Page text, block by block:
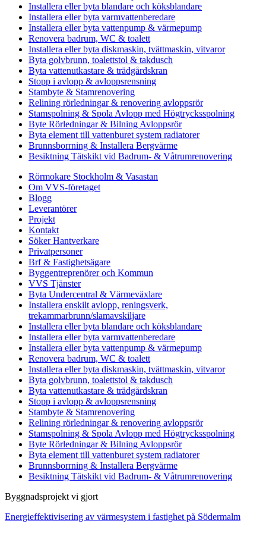
Installera eller byta blandare och köksblandare
Installera eller byta varmvattenberedare
Installera eller byta vattenpump & värmepump
Renovera badrum, WC & toalett
Installera eller byta diskmaskin, tvättmaskin, vitvaror
Byta golvbrunn, toalettstol & takdusch
Byta vattenutkastare & trädgårdskran
Stopp i avlopp & avloppsrensning
Stambyte & Stamrenovering
Relining rörledningar & renovering avloppsrör
Stamspolning & Spola Avlopp med Högtrycksspolning
Byte Rörledningar & Bilning Avloppsrör
Byta element till vattenburet system radiatorer
Brunnsborrning & Installera Bergvärme
Besiktning Tätskikt vid Badrum- & Våtrumrenovering
Rörmokare Stockholm & Vasastan
Om VVS-företaget
Blogg
Leverantörer
Projekt
Kontakt
Söker Hantverkare
Privatpersoner
Brf & Fastighetsägare
Byggentreprenörer och Kommun
VVS Tjänster
Byta Undercentral & Värmeväxlare
Installera enskilt avlopp, reningsverk,
trekammarbrunn/slamavskiljare
Installera eller byta blandare och köksblandare
Installera eller byta varmvattenberedare
Installera eller byta vattenpump & värmepump
Renovera badrum, WC & toalett
Installera eller byta diskmaskin, tvättmaskin, vitvaror
Byta golvbrunn, toalettstol & takdusch
Byta vattenutkastare & trädgårdskran
Stopp i avlopp & avloppsrensning
Stambyte & Stamrenovering
Relining rörledningar & renovering avloppsrör
Stamspolning & Spola Avlopp med Högtrycksspolning
Byte Rörledningar & Bilning Avloppsrör
Byta element till vattenburet system radiatorer
Brunnsborrning & Installera Bergvärme
Besiktning Tätskikt vid Badrum- & Våtrumrenovering
Byggnadsprojekt vi gjort
Energieffektivisering av värmesystem i fastighet på Södermalm